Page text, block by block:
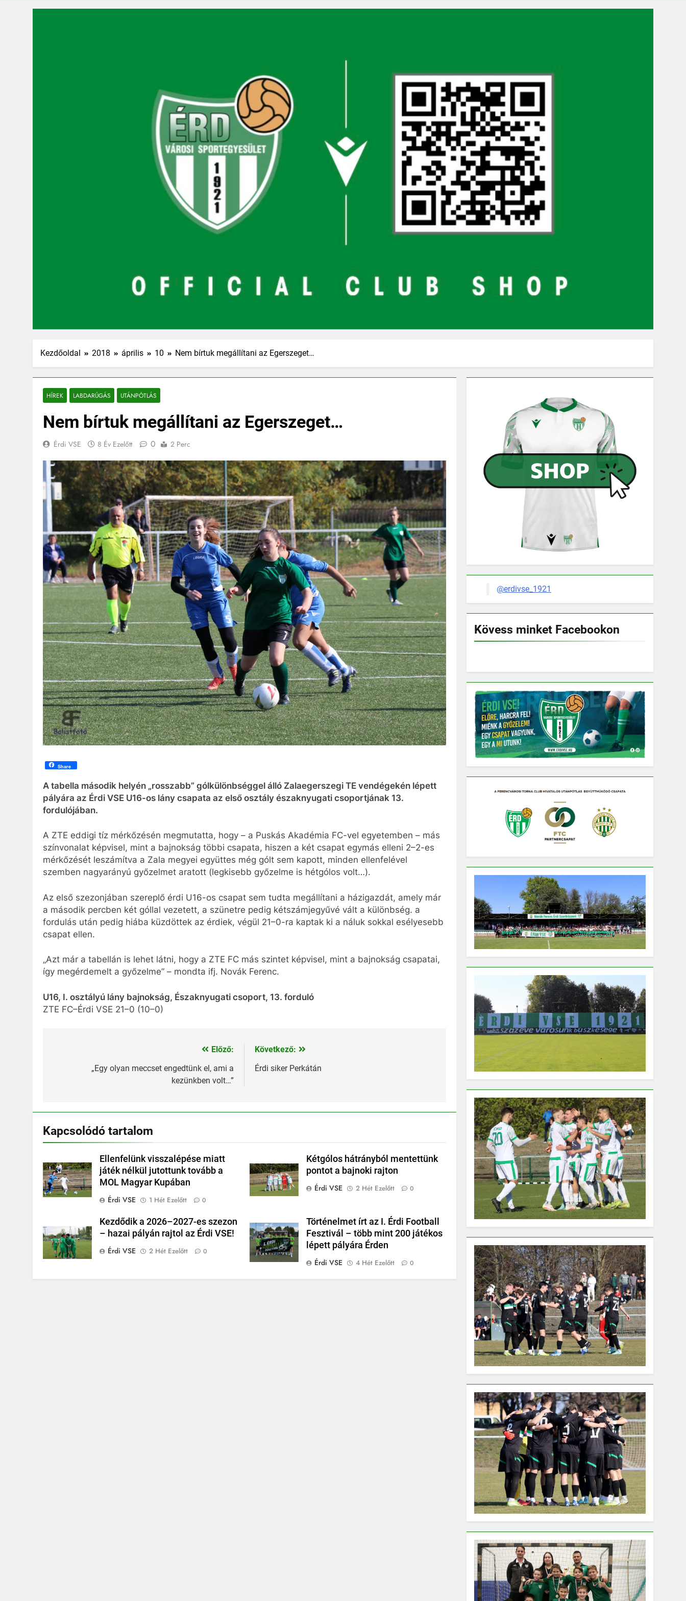
Kezdőoldal 2018 április 10 Nem bírtuk megállítani az Egerszeget…
HÍREK LABDARÚGÁS UTÁNPÓTLÁS
Nem bírtuk megállítani az Egerszeget…
Érdi VSE 8 Év Ezelőtt 0 2 Perc
Share
A tabella második helyén „rosszabb” gólkülönbséggel álló Zalaegerszegi TE vendégekén lépett
pályára az Érdi VSE U16-os lány csapata az első osztály északnyugati csoportjának 13.
fordulójában.
A ZTE eddigi tíz mérkőzésén megmutatta, hogy – a Puskás Akadémia FC-vel egyetemben – más
színvonalat képvisel, mint a bajnokság többi csapata, hiszen a két csapat egymás elleni 2–2-es
mérkőzését leszámítva a Zala megyei együttes még gólt sem kapott, minden ellenfelével
szemben nagyarányú győzelmet aratott (legkisebb győzelme is hétgólos volt…).
Az első szezonjában szereplő érdi U16-os csapat sem tudta megállítani a házigazdát, amely már
a második percben két góllal vezetett, a szünetre pedig kétszámjegyűvé vált a különbség. a
fordulás után pedig hiába küzdöttek az érdiek, végül 21–0-ra kaptak ki a náluk sokkal esélyesebb
csapat ellen.
„Azt már a tabellán is lehet látni, hogy a ZTE FC más szintet képvisel, mint a bajnokság csapatai,
így megérdemelt a győzelme” – mondta ifj. Novák Ferenc.
U16, I. osztályú lány bajnokság, Északnyugati csoport, 13. forduló
ZTE FC–Érdi VSE 21–0 (10–0)
navigáció
Előző:
„Egy olyan meccset engedtünk el, ami a
kezünkben volt…”
Következő:
Érdi siker Perkátán
Kapcsolódó tartalom
Ellenfelünk visszalépése miatt
játék nélkül jutottunk tovább a
MOL Magyar Kupában
Érdi VSE
1 Hét Ezelőtt 0
Kétgólos hátrányból mentettünk
pontot a bajnoki rajton
Érdi VSE
2 Hét Ezelőtt 0
Kezdődik a 2026–2027-es szezon
– hazai pályán rajtol az Érdi VSE!
Érdi VSE
2 Hét Ezelőtt 0
Történelmet írt az I. Érdi Football
Fesztivál – több mint 200 játékos
lépett pályára Érden
Érdi VSE
4 Hét Ezelőtt 0
@erdivse_1921
Kövess minket Facebookon